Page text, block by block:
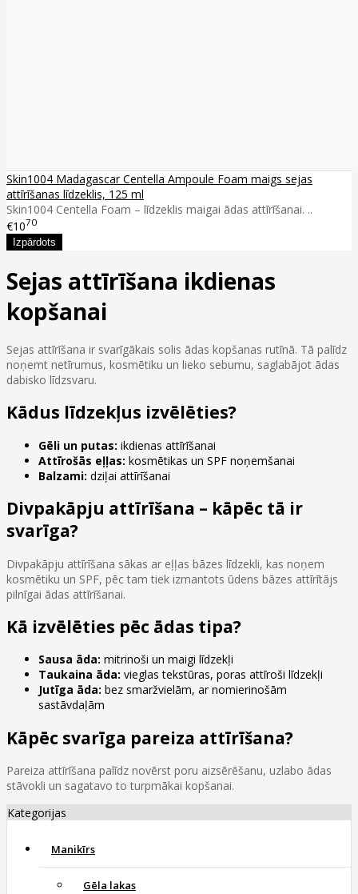
Skin1004 Madagascar Centella Ampoule Foam maigs sejas
attīrīšanas līdzeklis, 125 ml
Skin1004 Centella Foam – līdzeklis maigai ādas attīrīšanai. ..
€1070
Sejas attīrīšana ikdienas
kopšanai
Sejas attīrīšana ir svarīgākais solis ādas kopšanas rutīnā. Tā palīdz
noņemt netīrumus, kosmētiku un lieko sebumu, saglabājot ādas
dabisko līdzsvaru.
Kādus līdzekļus izvēlēties?
Gēli un putas: ikdienas attīrīšanai
Attīrošās eļļas: kosmētikas un SPF noņemšanai
Balzami: dziļai attīrīšanai
Divpakāpju attīrīšana – kāpēc tā ir
svarīga?
Divpakāpju attīrīšana sākas ar eļļas bāzes līdzekli, kas noņem
kosmētiku un SPF, pēc tam tiek izmantots ūdens bāzes attīrītājs
pilnīgai ādas attīrīšanai.
Kā izvēlēties pēc ādas tipa?
Sausa āda: mitrinoši un maigi līdzekļi
Taukaina āda: vieglas tekstūras, poras attīroši līdzekļi
Jutīga āda: bez smaržvielām, ar nomierinošām
sastāvdaļām
Kāpēc svarīga pareiza attīrīšana?
Pareiza attīrīšana palīdz novērst poru aizsērēšanu, uzlabo ādas
stāvokli un sagatavo to turpmākai kopšanai.
Kategorijas
Manikīrs
Gēla lakas